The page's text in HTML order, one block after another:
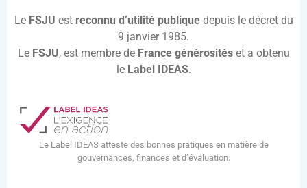
Le FSJU est reconnu d’utilité publique depuis le décret du
9 janvier 1985.
Le FSJU, est membre de France générositéset a obtenu
le Label IDEAS.
Le Label IDEAS atteste des bonnes pratiques en matière de
gouvernances, finances et d’évaluation.